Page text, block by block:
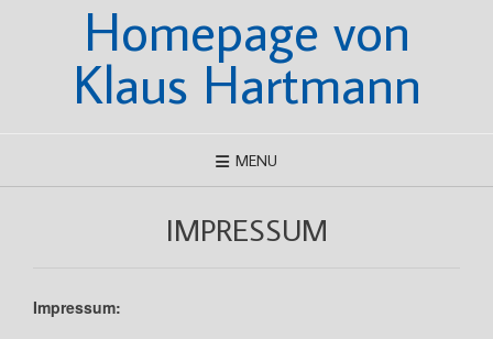
Homepage von
Klaus Hartmann
MENU
IMPRESSUM
Impressum: